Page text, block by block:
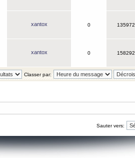
xantox 0 135972
xantox 0 158292
Classer par:
Sauter vers: